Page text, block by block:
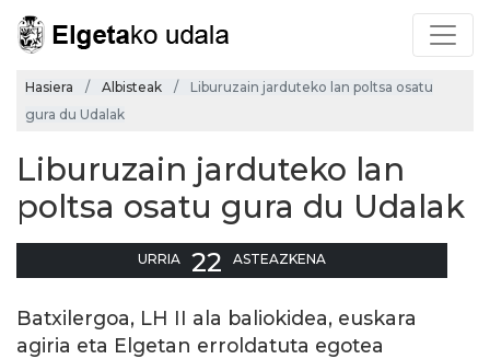
Hasiera Albisteak
Liburuzain jarduteko lan poltsa osatu
gura du Udalak
Liburuzain jarduteko lan
poltsa osatu gura du Udalak
URRIA 22 ASTEAZKENA
Batxilergoa, LH II ala baliokidea, euskara
agiria eta Elgetan erroldatuta egotea